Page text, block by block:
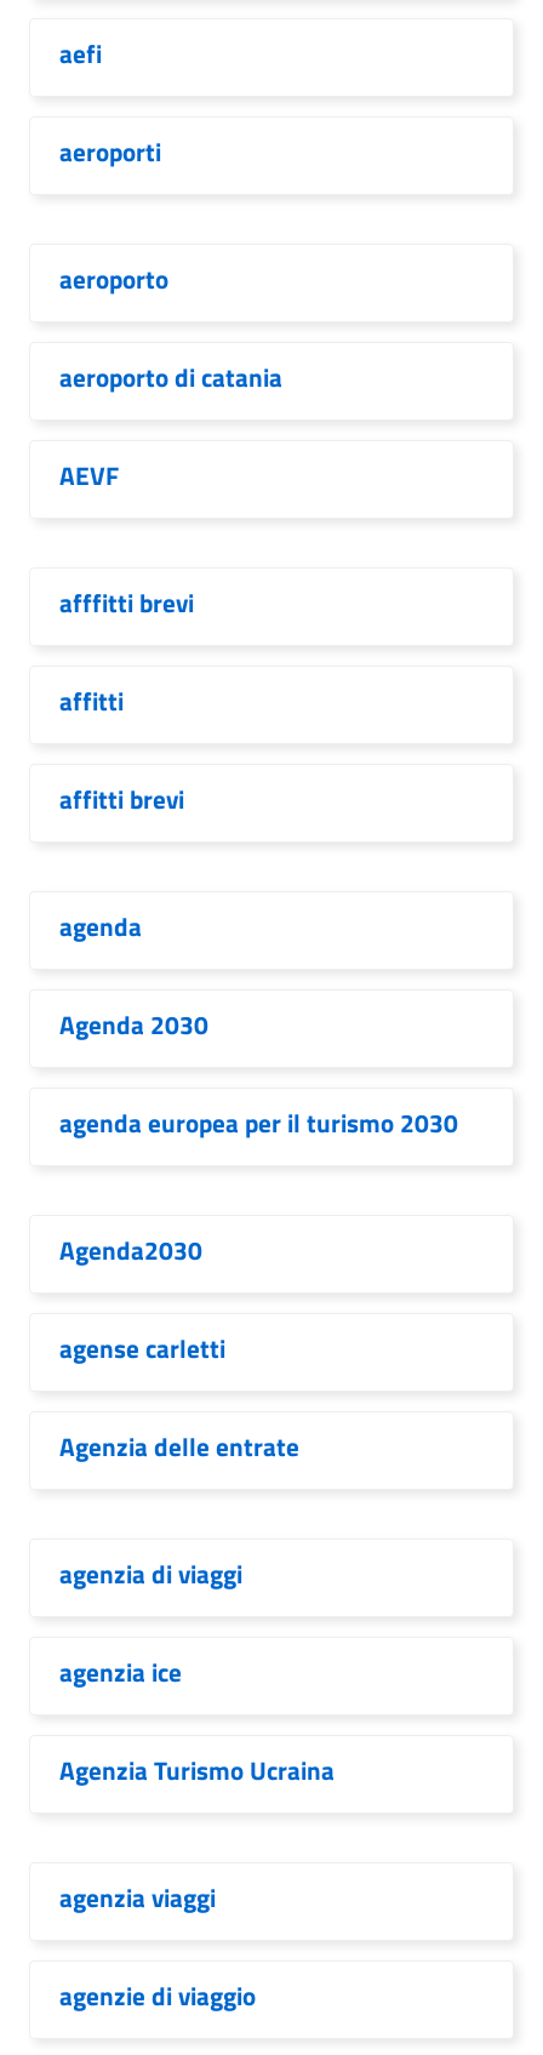
aefi
aeroporti
aeroporto
aeroporto di catania
AEVF
afffitti brevi
affitti
affitti brevi
agenda
Agenda 2030
agenda europea per il turismo 2030
Agenda2030
agense carletti
Agenzia delle entrate
agenzia di viaggi
agenzia ice
Agenzia Turismo Ucraina
agenzia viaggi
agenzie di viaggio